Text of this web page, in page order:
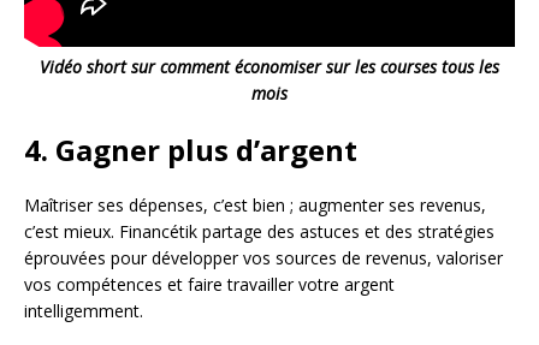
Vidéo short sur comment économiser sur les courses tous les
mois
4. Gagner plus d’argent
Maîtriser ses dépenses, c’est bien ; augmenter ses revenus,
c’est mieux. Financétik partage des astuces et des stratégies
éprouvées pour développer vos sources de revenus, valoriser
vos compétences et faire travailler votre argent
intelligemment.